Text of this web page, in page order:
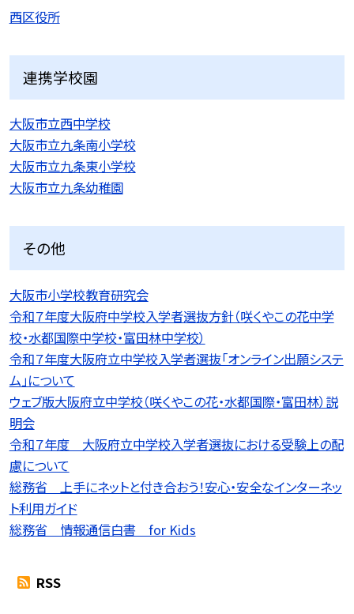
西区役所
連携学校園
大阪市立西中学校
大阪市立九条南小学校
大阪市立九条東小学校
大阪市立九条幼稚園
その他
大阪市小学校教育研究会
令和７年度大阪府中学校入学者選抜方針（咲くやこの花中学
校・水都国際中学校・富田林中学校）
令和７年度大阪府立中学校入学者選抜「オンライン出願システ
ム」について
ウェブ版大阪府立中学校（咲くやこの花・水都国際・富田林）説
明会
令和７年度 大阪府立中学校入学者選抜における受験上の配
慮について
総務省 上手にネットと付き合おう！安心・安全なインターネッ
ト利用ガイド
総務省 情報通信白書 for Kids
RSS